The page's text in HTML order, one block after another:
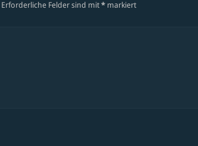
Erforderliche Felder sind mit *markiert